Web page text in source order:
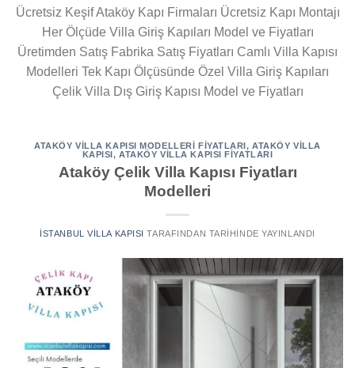
Ücretsiz Keşif Ataköy Kapı Firmaları Ücretsiz Kapı Montajı
Her Ölçüde Villa Giriş Kapıları Model ve Fiyatları
Üretimden Satış Fabrika Satış Fiyatları Camlı Villa Kapısı
Modelleri Tek Kapı Ölçüsünde Özel Villa Giriş Kapıları
Çelik Villa Dış Giriş Kapısı Model ve Fiyatları
ATAKÖY VILLA KAPISI MODELLERI FIYATLARI,ATAKÖY VILLA
KAPISI,ATAKÖY VILLA KAPISI FIYATLARI
Ataköy Çelik Villa Kapısı Fiyatları
Modelleri
İSTANBUL VILLA KAPISI TARAFINDAN TARIHINDE YAYINLANDI